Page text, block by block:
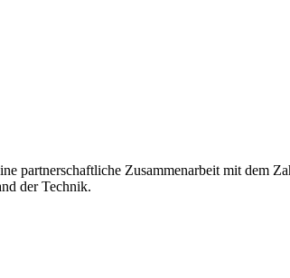
partnerschaftliche Zusammenarbeit mit dem
der Technik.